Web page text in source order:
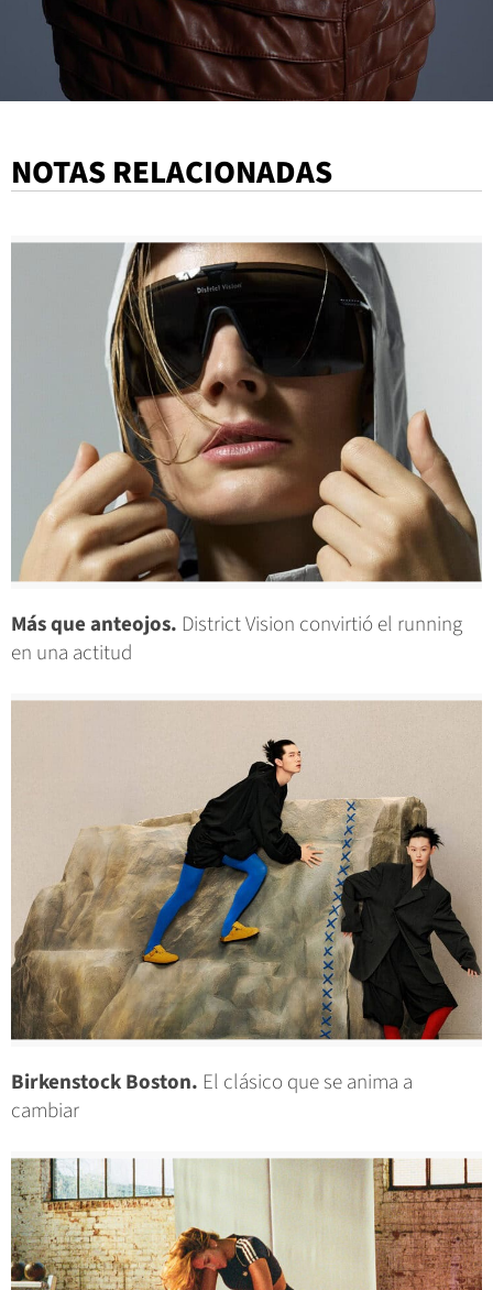
NOTAS RELACIONADAS
Más que anteojos. District Vision convirtió el running
en una actitud
Birkenstock Boston. El clásico que se anima a
cambiar